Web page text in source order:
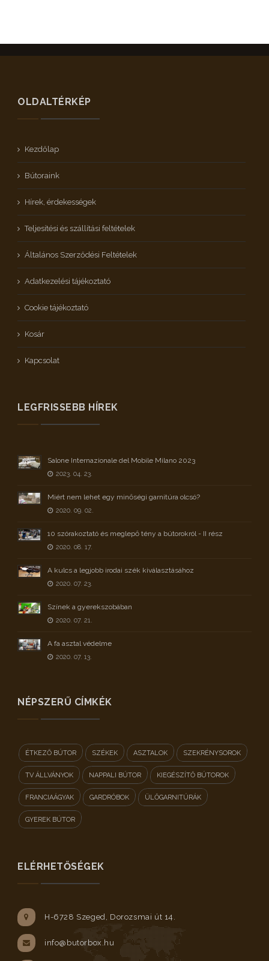
OLDALTÉRKÉP
Kezdőlap
Bútoraink
Hírek, érdekességek
Teljesítési és szállítási feltételek
Általános Szerződési Feltételek
Adatkezelési tájékoztató
Cookie tájékoztató
Kosár
Kapcsolat
LEGFRISSEBB HÍREK
Salone Internazionale del Mobile Milano 2023
2023. 04. 23.
Miért nem lehet egy minőségi garnitúra olcsó?
2020. 09. 02.
10 szórakoztató és meglepő tény a bútorokról - II rész
2020. 08. 17.
A kulcs a legjobb irodai szék kiválasztásához
2020. 07. 23.
Színek a gyerekszobában
2020. 07. 21.
A fa asztal védelme
2020. 07. 13.
NÉPSZERŰ CÍMKÉK
ÉTKEZŐ BÚTOR SZÉKEK ASZTALOK SZEKRÉNYSOROK
TV ÁLLVÁNYOK NAPPALI BÚTOR KIEGÉSZÍTŐ BÚTOROK
FRANCIAÁGYAK GARDRÓBOK ÜLŐGARNITÚRÁK
GYEREK BÚTOR
ELÉRHETŐSÉGEK
H-6728 Szeged, Dorozsmai út 14.
info@butorbox.hu